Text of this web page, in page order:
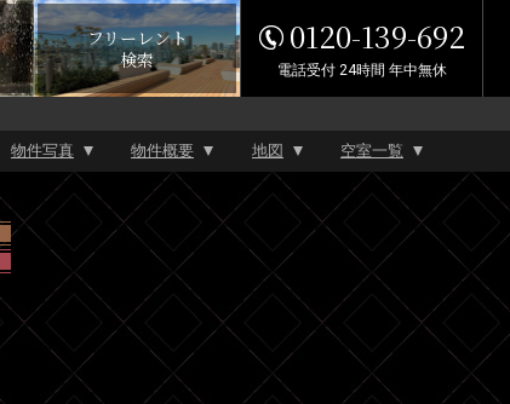
フリーレント
検索
0120-139-692
電話受付 24時間 年中無休
物件写真 物件概要 地図 空室一覧